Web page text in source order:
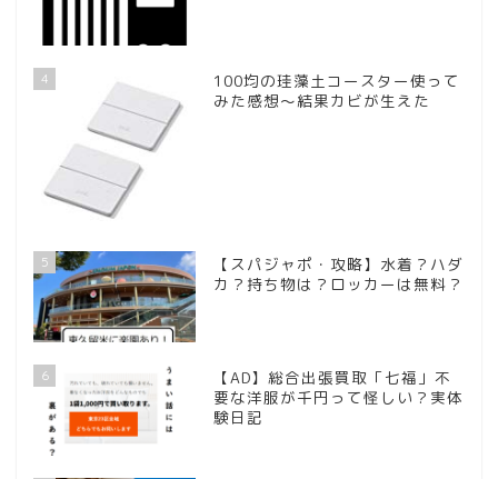
4
100均の珪藻土コースター使って
みた感想～結果カビが生えた
5
【スパジャポ・攻略】水着？ハダ
カ？持ち物は？ロッカーは無料？
6
【AD】総合出張買取「七福」不
要な洋服が千円って怪しい？実体
験日記